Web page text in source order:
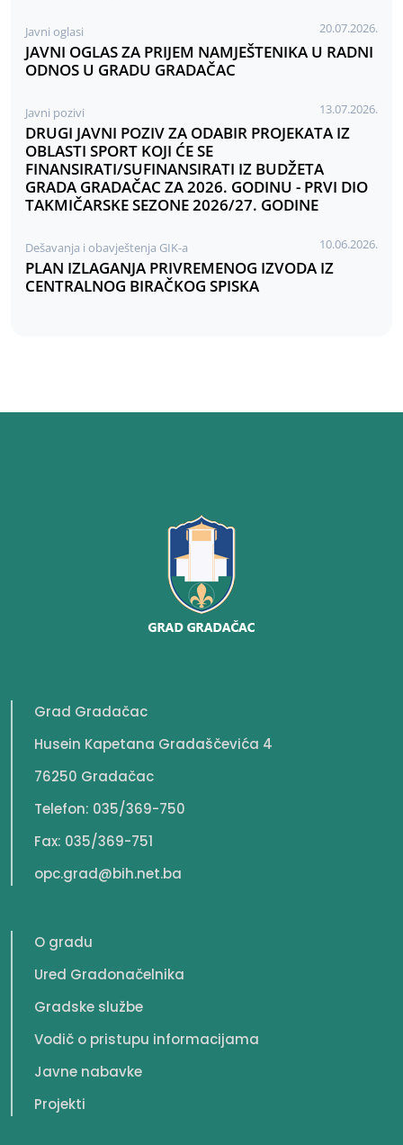
Javni oglasi 20.07.2026.
JAVNI OGLAS ZA PRIJEM NAMJEŠTENIKA U RADNI
ODNOS U GRADU GRADAČAC
Javni pozivi 13.07.2026.
DRUGI JAVNI POZIV ZA ODABIR PROJEKATA IZ
OBLASTI SPORT KOJI ĆE SE
FINANSIRATI/SUFINANSIRATI IZ BUDŽETA
GRADA GRADAČAC ZA 2026. GODINU - PRVI DIO
TAKMIČARSKE SEZONE 2026/27. GODINE
Dešavanja i obavještenja GIK-a 10.06.2026.
PLAN IZLAGANJA PRIVREMENOG IZVODA IZ
CENTRALNOG BIRAČKOG SPISKA
Grad Gradačac
Husein Kapetana Gradaščevića 4
76250 Gradačac
Telefon: 035/369-750
Fax: 035/369-751
opc.grad@bih.net.ba
O gradu
Ured Gradonačelnika
Gradske službe
Vodič o pristupu informacijama
Javne nabavke
Projekti